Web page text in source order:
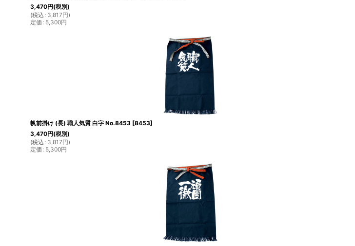
3,470円(税別)
(税込 : 3,817円)
定価 : 5,300円
帆前掛け (長) 職人気質 白字 No.8453 [8453]
3,470円(税別)
(税込 : 3,817円)
定価 : 5,300円